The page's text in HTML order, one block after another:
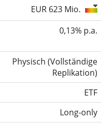
EUR 623 Mio.
0,13% p.a.
Physisch (Vollständige
Replikation)
ETF
Long-only